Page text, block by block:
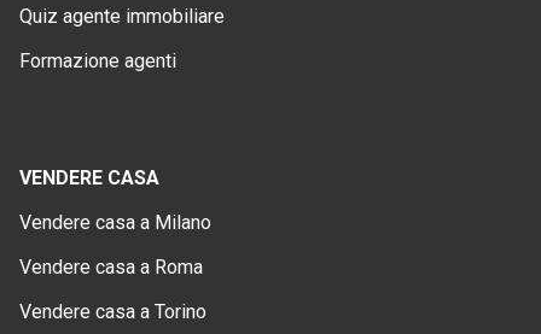
Quiz agente immobiliare
Formazione agenti
VENDERE CASA
Vendere casa a Milano
Vendere casa a Roma
Vendere casa a Torino